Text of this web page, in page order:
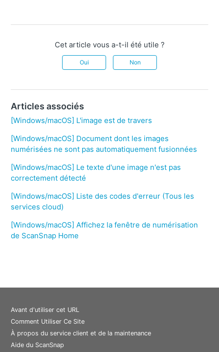
Cet article vous a-t-il été utile ?
Oui Non
Articles associés
[Windows/macOS] L'image est de travers
[Windows/macOS] Document dont les images
numérisées ne sont pas automatiquement fusionnées
[Windows/macOS] Le texte d'une image n'est pas
correctement détecté
[Windows/macOS] Liste des codes d'erreur (Tous les
services cloud)
[Windows/macOS] Affichez la fenêtre de numérisation
de ScanSnap Home
Avant d'utiliser cet URL
Comment Utiliser Ce Site
À propos du service client et de la maintenance
Aide du ScanSnap